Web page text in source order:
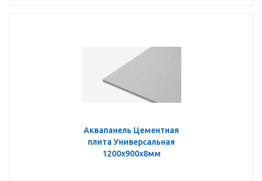
Аквапанель Цементная
плита Универсальная
1200x900x8мм